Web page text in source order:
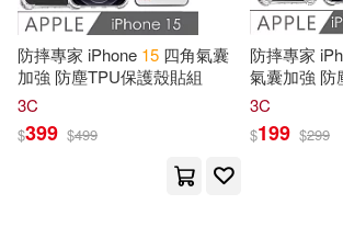
John(136)
Not Available (NA)(136)
Creations(132)
西安電子科技大學出版社(1067)
中國水利水電出版社(1032)
北京大學出版社(939)
現在可購買商品(45339)
價格
防摔專家 iPhone 15 四角氣囊
加強 防塵TPU保護殼貼組
3C
$399 $499
防摔專家
氣囊加強 防
3C
$199 $299